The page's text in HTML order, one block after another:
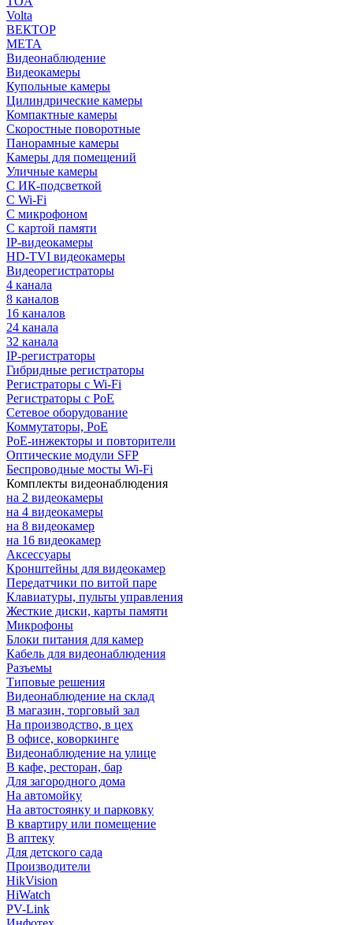
Volta
ВЕКТОР
МЕТА
Видеонаблюдение
Видеокамеры
Купольные камеры
Цилиндрические камеры
Компактные камеры
Скоростные поворотные
Панорамные камеры
Камеры для помещений
Уличные камеры
С ИК-подсветкой
С Wi-Fi
С микрофоном
С картой памяти
IP-видеокамеры
HD-TVI видеокамеры
Видеорегистраторы
4 канала
8 каналов
16 каналов
24 канала
32 канала
IP-регистраторы
Гибридные регистраторы
Регистраторы с Wi-Fi
Регистраторы с PoE
Сетевое оборудование
Коммутаторы, PoE
PoE-инжекторы и повторители
Оптические модули SFP
Беспроводные мосты Wi-Fi
Комплекты видеонаблюдения
на 2 видеокамеры
на 4 видеокамеры
на 8 видеокамер
на 16 видеокамер
Аксессуары
Кронштейны для видеокамер
Передатчики по витой паре
Клавиатуры, пульты управления
Жесткие диски, карты памяти
Микрофоны
Блоки питания для камер
Кабель для видеонаблюдения
Разъемы
Типовые решения
Видеонаблюдение на склад
В магазин, торговый зал
На производство, в цех
В офисе, коворкинге
Видеонаблюдение на улице
В кафе, ресторан, бар
Для загородного дома
На автомойку
На автостоянку и парковку
В квартиру или помещение
В аптеку
Для детского сада
Производители
HikVision
HiWatch
PV-Link